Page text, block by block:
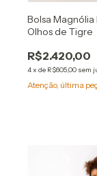
Bolsa
Olhos de Tigre
R$2.420,00
4xde R$605,00 sem
Atenção, última